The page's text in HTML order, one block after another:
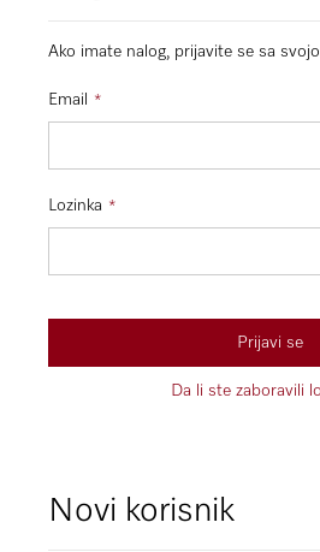
Ako imate nalog, prijavite se sa
Email
Lozinka
Prijavi se
Da li ste zaboravili
Novi korisnik